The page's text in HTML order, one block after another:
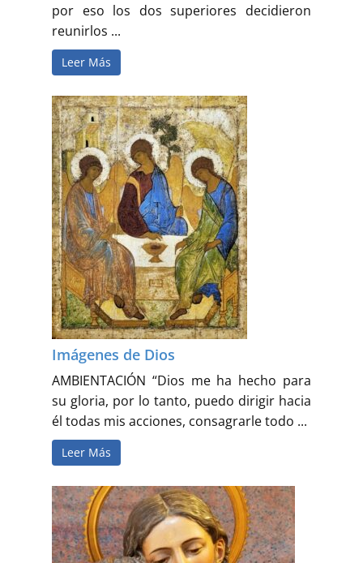
por eso los dos superiores decidieron
reunirlos ...
Leer Más
Imágenes de Dios
AMBIENTACIÓN “Dios me ha hecho para
su gloria, por lo tanto, puedo dirigir hacia
él todas mis acciones, consagrarle todo ...
Leer Más